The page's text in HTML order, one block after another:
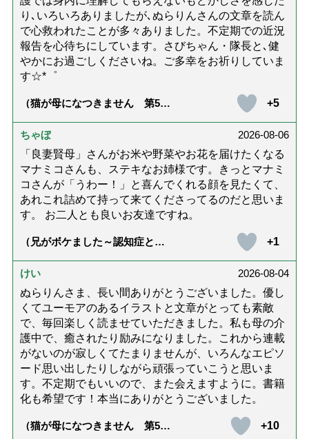
り､いろいろありましたが､ぬらりんさんの文章を読ん
で心救われたことが多々ありました。不定期での近況
報告を心待ちにしています。さびちゃん・隊長と､健
やかにお過ごしくださいね。ご多幸をお祈りしていま
す☆*゜
（猫が母になつきません 第500
+5
ちゃぼ
2026-08-06
「良妻賢母」さんがお米や野菜やお花を届けたくなる
マナミコさんも、ステキなお姉様です。きっとマナミ
コさんが「うわー！」と喜んでくれる顔を見たくて、
あれこれ詰めて持って来てくださってるのだと思いま
す。 お二人とも良いお友達ですね。
（兄がボケました～認知症と介
達』が届きました」）
+1
けい
2026-08-04
ぬらりんさま、長い間ありがとうございました。優し
くてユーモアのあるイラストと文章がとっても素敵
で、毎回楽しく読ませていただきました。私も母の介
護中で、癒されたり励みになりました。これから連載
がないのが寂しくてたまりませんが、いろんなエピソ
ード思い出したりしながら頑張っていこうと思いま
す。不定期でもいいので、また会えますように。書籍
化も希望です！本当にありがとうございました。
（猫が母になつきません 第500
+10